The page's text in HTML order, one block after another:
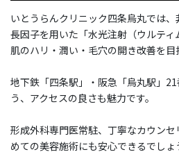
いとうらんクリニック四条烏丸では
長因子を用いた「水光注射（ウルティ
肌のハリ・潤い・毛穴の開き改善を目
地下鉄「四条駅」・阪急「烏丸駅」
う、アクセスの良さも魅力です。
形成外科専門医常駐、丁寧なカウン
めての美容施術にも安心できるでしょ